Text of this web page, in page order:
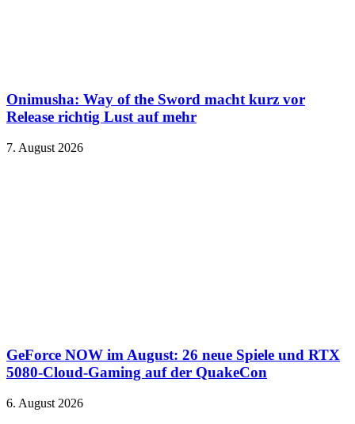
Onimusha: Way of the Sword macht kurz vor
Release richtig Lust auf mehr
7. August 2026
GeForce NOW im August: 26 neue Spiele und RTX
5080-Cloud-Gaming auf der QuakeCon
6. August 2026